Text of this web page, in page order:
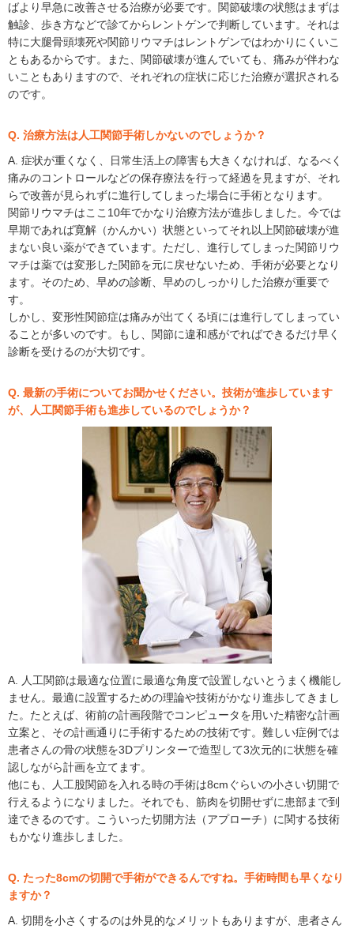
ばより早急に改善させる治療が必要です。関節破壊の状態はまずは
触診、歩き方などで診てからレントゲンで判断しています。それは
特に大腿骨頭壊死や関節リウマチはレントゲンではわかりにくいこ
ともあるからです。また、関節破壊が進んでいても、痛みが伴わな
いこともありますので、それぞれの症状に応じた治療が選択される
のです。
Q. 治療方法は人工関節手術しかないのでしょうか？
A. 症状が重くなく、日常生活上の障害も大きくなければ、なるべく
痛みのコントロールなどの保存療法を行って経過を見ますが、それ
らで改善が見られずに進行してしまった場合に手術となります。
関節リウマチはここ10年でかなり治療方法が進歩しました。今では
早期であれば寛解（かんかい）状態といってそれ以上関節破壊が進
まない良い薬ができています。ただし、進行してしまった関節リウ
マチは薬では変形した関節を元に戻せないため、手術が必要となり
ます。そのため、早めの診断、早めのしっかりした治療が重要で
す。
しかし、変形性関節症は痛みが出てくる頃には進行してしまってい
ることが多いのです。もし、関節に違和感がでればできるだけ早く
診断を受けるのが大切です。
Q. 最新の手術についてお聞かせください。技術が進歩しています
が、人工関節手術も進歩しているのでしょうか？
A. 人工関節は最適な位置に最適な角度で設置しないとうまく機能し
ません。最適に設置するための理論や技術がかなり進歩してきまし
た。たとえば、術前の計画段階でコンピュータを用いた精密な計画
立案と、その計画通りに手術するための技術です。難しい症例では
患者さんの骨の状態を3Dプリンターで造型して3次元的に状態を確
認しながら計画を立てます。
他にも、人工股関節を入れる時の手術は8cmぐらいの小さい切開で
行えるようになりました。それでも、筋肉を切開せずに患部まで到
達できるのです。こういった切開方法（アプローチ）に関する技術
もかなり進歩しました。
Q. たった8cmの切開で手術ができるんですね。手術時間も早くなり
ますか？
A. 切開を小さくするのは外見的なメリットもありますが、患者さん